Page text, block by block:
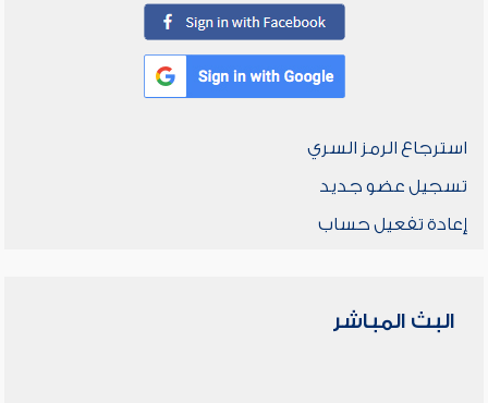
استرجاع الرمز السري
تسجيل عضو جديد
إعادة تفعيل حساب
البث المباشر